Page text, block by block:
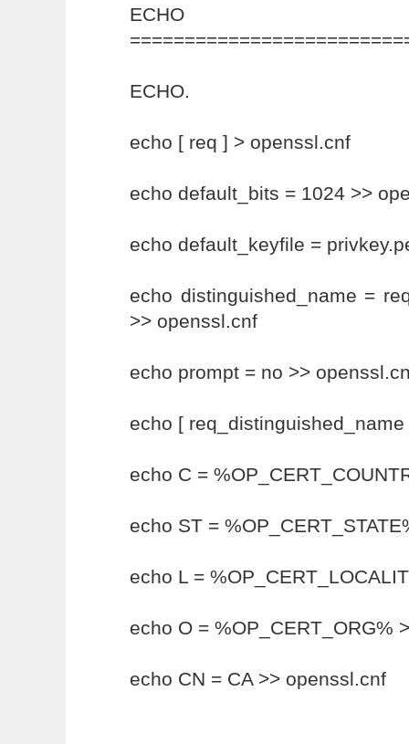
ECHO
ECHO.
echo [ req ] > openssl.cnf
echo default_bits = 1024 >>
echo default_keyfile =
echo distinguished_name =
>> openssl.cnf
echo prompt = no >>
echo [
echo C =
echo ST =
echo L =
echo O = %OP_CERT_ORG%
echo CN = CA >> openssl.cnf